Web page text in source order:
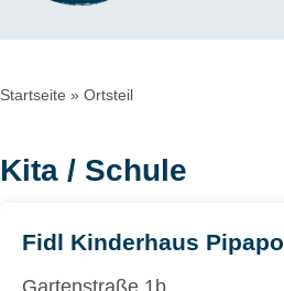
Pfadnavigation
Startseite Ortsteil
Kita / Schule
Fidl Kinderhaus Pipapo
Gartenstraße 1b